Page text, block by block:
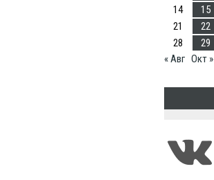
14
15
21
22
28
29
« Авг Окт »